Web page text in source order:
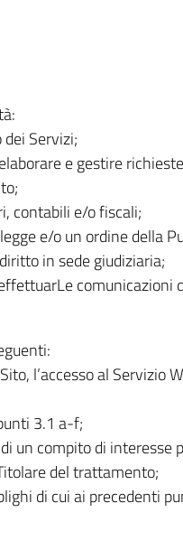
Servizi;
e gestire
contabili e/o fiscali;
e/o un ordine della
in sede giudiziaria;
comunicazioni
l’accesso al Servizio
3.1 a-f;
un compito di interesse
del trattamento;
di cui ai precedenti